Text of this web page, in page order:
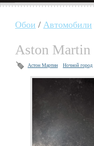
Обои / Автомобили
Aston Martin
Астон Мартин Ночной город